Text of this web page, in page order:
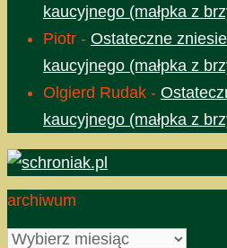
kaucyjnego (małpka z
Piotr - Ostateczne
kaucyjnego (małpka z
Olgierd Rudak -
kaucyjnego (małpka z
archiwum
archiwum